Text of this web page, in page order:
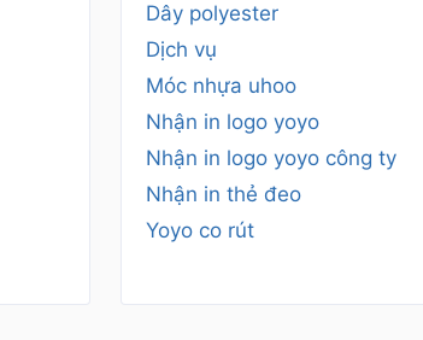
Dây polyester
Dịch vụ
Móc nhựa uhoo
Nhận in logo yoyo
Nhận in logo yoyo công ty
Nhận in thẻ đeo
Yoyo co rút